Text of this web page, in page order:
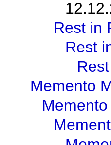
Rest in
Rest
Memento